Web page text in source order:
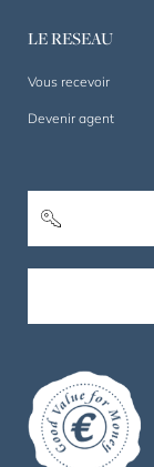
LE RESEAU
Vous recevoir
Devenir agent